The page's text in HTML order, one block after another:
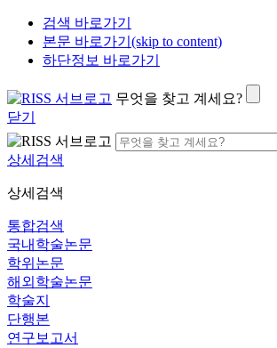
검색 바로가기
본문 바로가기(skip to content)
하단정보 바로가기
무엇을 찾고 계세요?
닫기
상세검색
상세검색
통합검색
국내학술논문
학위논문
해외학술논문
학술지
단행본
연구보고서